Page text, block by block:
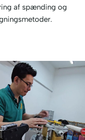
af spænding og